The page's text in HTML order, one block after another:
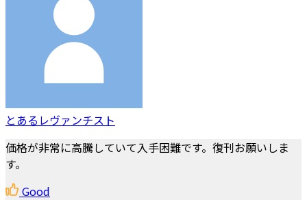
とあるレヴァンチスト
価格が非常に高騰していて入手困難です。復刊お願いしま
す。
Good